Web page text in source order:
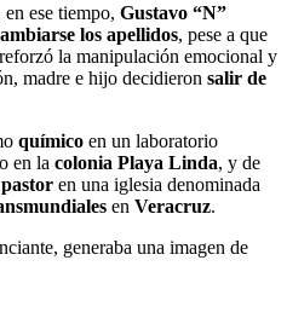
ese tiempo, Gustavo “N”
los apellidos, pese a que
la manipulación emocional y
madre e hijo decidieron salir de
químico en un laboratorio
en la colonia Playa Linda, y de
pastor en una iglesia denominada
en Veracruz.
generaba una imagen de